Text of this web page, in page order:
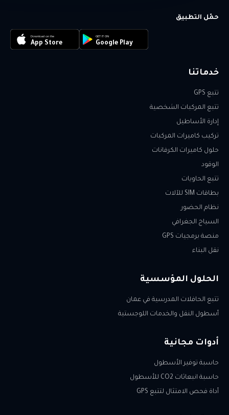
حمّل التطبيق
Download on the
App Store
GET IT ON
Google Play
خدماتنا
تتبع GPS
تتبع المركبات الشخصية
إدارة الأساطيل
تركيب كاميرات المركبات
حلول كاميرات الكرفانات
الوقود
تتبع الحاويات
بطاقات SIM للآلات
نظام الحضور
السياج الجغرافي
منصة برمجيات GPS
نقل البناء
الحلول المؤسسية
تتبع الحافلات المدرسية في عمان
أسطول النقل والخدمات اللوجستية
أدوات مجانية
حاسبة توفير الأسطول
حاسبة انبعاثات CO2 للأسطول
أداة فحص الامتثال لتتبع GPS